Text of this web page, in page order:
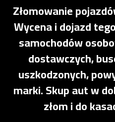
Złomowanie
Wycena i dojazd
samochodów
dostawczych,
uszkodzonych,
marki. Skup aut w
złom i do